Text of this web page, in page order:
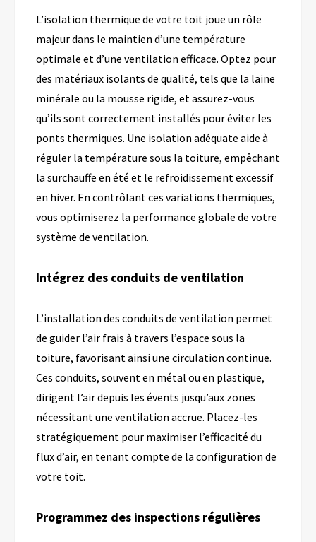
L’isolation thermique de votre toit joue un rôle
majeur dans le maintien d’une température
optimale et d’une ventilation efficace. Optez pour
des matériaux isolants de qualité, tels que la laine
minérale ou la mousse rigide, et assurez-vous
qu’ils sont correctement installés pour éviter les
ponts thermiques. Une isolation adéquate aide à
réguler la température sous la toiture, empêchant
la surchauffe en été et le refroidissement excessif
en hiver. En contrôlant ces variations thermiques,
vous optimiserez la performance globale de votre
système de ventilation.
Intégrez des conduits de ventilation
L’installation des conduits de ventilation permet
de guider l’air frais à travers l’espace sous la
toiture, favorisant ainsi une circulation continue.
Ces conduits, souvent en métal ou en plastique,
dirigent l’air depuis les évents jusqu’aux zones
nécessitant une ventilation accrue. Placez-les
stratégiquement pour maximiser l’efficacité du
flux d’air, en tenant compte de la configuration de
votre toit.
Programmez des inspections régulières